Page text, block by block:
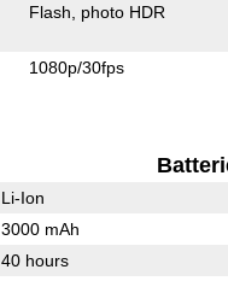
Flash photo HDR
1080p/30fps
Li-Ion
3000 mAh
40 hours